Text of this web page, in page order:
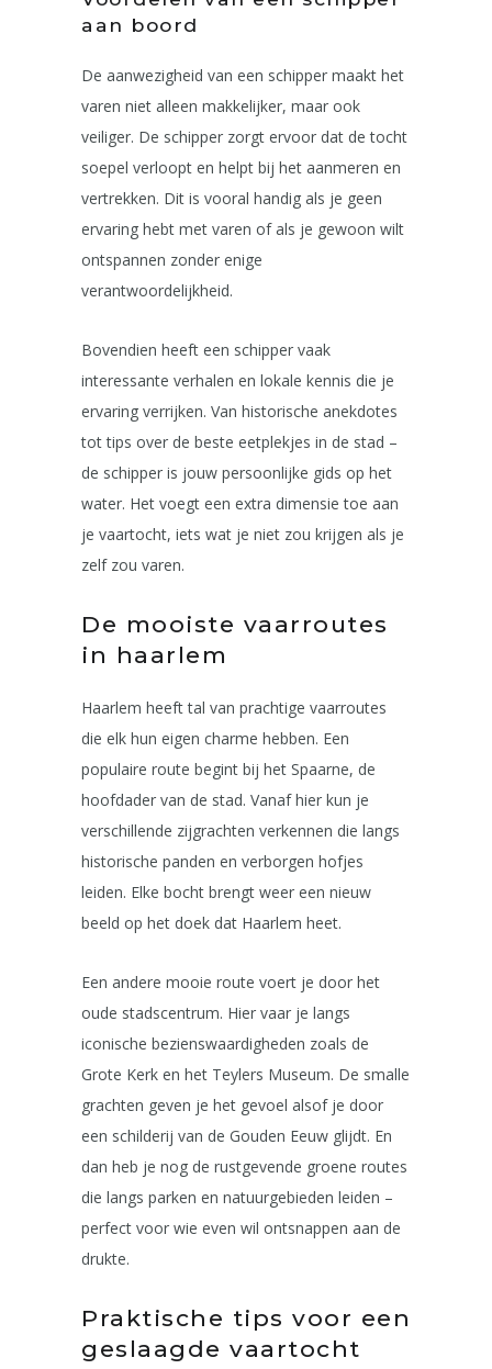
aan boord
De aanwezigheid van een schipper maakt het
varen niet alleen makkelijker, maar ook
veiliger. De schipper zorgt ervoor dat de tocht
soepel verloopt en helpt bij het aanmeren en
vertrekken. Dit is vooral handig als je geen
ervaring hebt met varen of als je gewoon wilt
ontspannen zonder enige
verantwoordelijkheid.
Bovendien heeft een schipper vaak
interessante verhalen en lokale kennis die je
ervaring verrijken. Van historische anekdotes
tot tips over de beste eetplekjes in de stad –
de schipper is jouw persoonlijke gids op het
water. Het voegt een extra dimensie toe aan
je vaartocht, iets wat je niet zou krijgen als je
zelf zou varen.
De mooiste vaarroutes
in haarlem
Haarlem heeft tal van prachtige vaarroutes
die elk hun eigen charme hebben. Een
populaire route begint bij het Spaarne, de
hoofdader van de stad. Vanaf hier kun je
verschillende zijgrachten verkennen die langs
historische panden en verborgen hofjes
leiden. Elke bocht brengt weer een nieuw
beeld op het doek dat Haarlem heet.
Een andere mooie route voert je door het
oude stadscentrum. Hier vaar je langs
iconische bezienswaardigheden zoals de
Grote Kerk en het Teylers Museum. De smalle
grachten geven je het gevoel alsof je door
een schilderij van de Gouden Eeuw glijdt. En
dan heb je nog de rustgevende groene routes
die langs parken en natuurgebieden leiden –
perfect voor wie even wil ontsnappen aan de
drukte.
Praktische tips voor een
geslaagde vaartocht